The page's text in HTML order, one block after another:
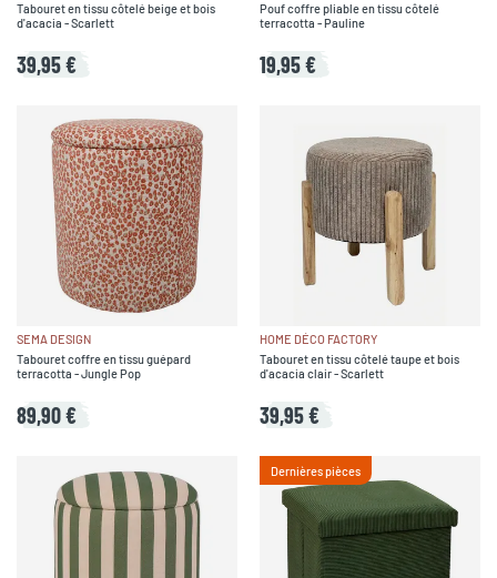
Tabouret en tissu côtelé beige et bois
d'acacia - Scarlett
39,95 €
Pouf coffre pliable en tissu côtelé
terracotta - Pauline
19,95 €
SEMA DESIGN
Tabouret coffre en tissu guépard
terracotta - Jungle Pop
89,90 €
HOME DÉCO FACTORY
Tabouret en tissu côtelé taupe et bois
d'acacia clair - Scarlett
39,95 €
Dernières pièces